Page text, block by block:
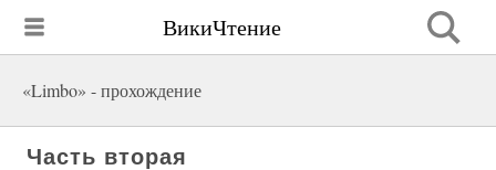
ВикиЧтение
«Limbo» - прохождение
Часть вторая